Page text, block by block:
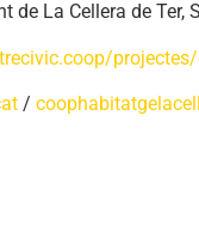
de La Cellera de Ter,
/